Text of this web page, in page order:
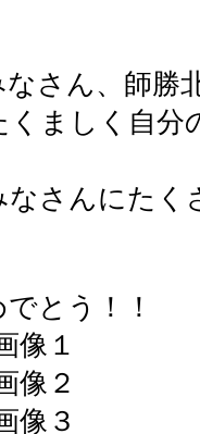
さん、師勝
くましく自分
なさんにた
でとう！！